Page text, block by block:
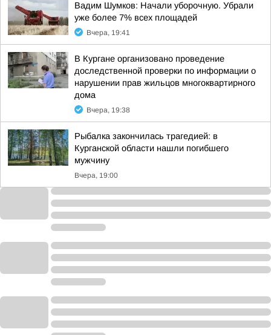
Вадим Шумков: Начали уборочную. Убрали
уже более 7% всех площадей
Вчера, 19:41
В Кургане организовано проведение
доследственной проверки по информации о
нарушении прав жильцов многоквартирного
дома
Вчера, 19:38
Рыбалка закончилась трагедией: в
Курганской области нашли погибшего
мужчину
Вчера, 19:00